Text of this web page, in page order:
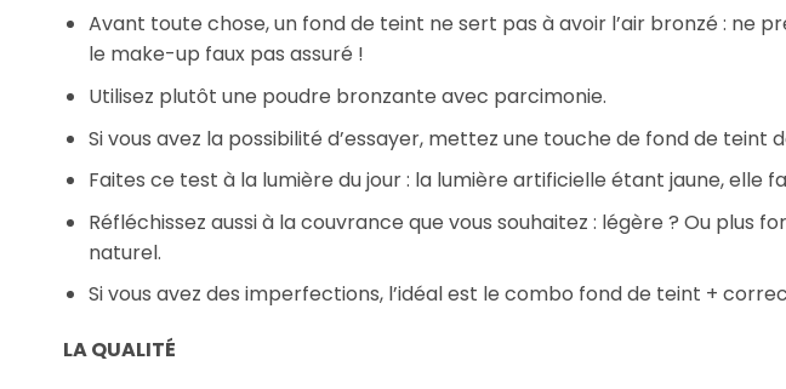
Avant toute chose, un fond de teint ne sert pas à avoir l’air bronzé : ne
le make-up faux pas assuré !
Utilisez plutôt une poudre bronzante avec parcimonie.
Si vous avez la possibilité d’essayer, mettez une touche de fond de
Faites ce test à la lumière du jour : la lumière artificielle étant jaune, elle
Réfléchissez aussi à la couvrance que vous souhaitez : légère ? Ou
naturel.
Si vous avez des imperfections, l’idéal est le combo fond de teint +
LA QUALITÉ